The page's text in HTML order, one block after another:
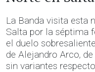
La Banda visita esta
Salta por la séptima
el duelo
de Alejandro Arco,
sin variantes